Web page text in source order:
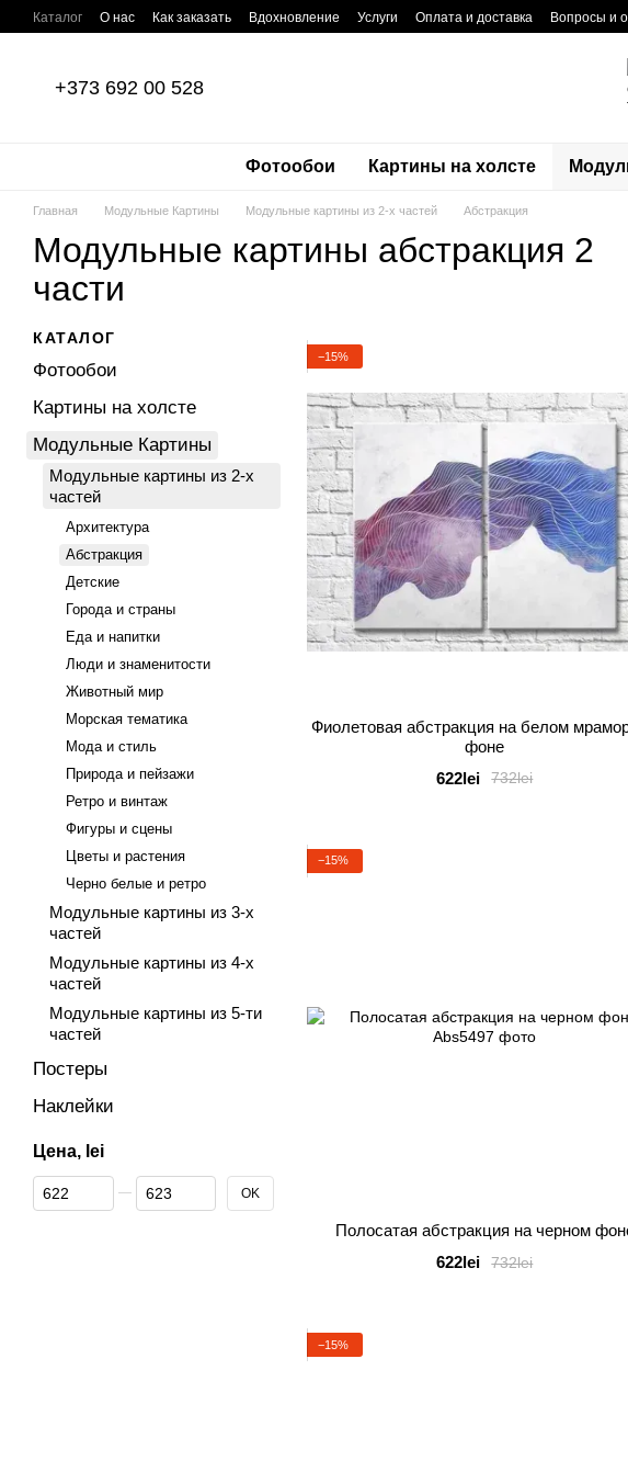
Перейти к основному контенту
Каталог О нас Как заказать Вдохновление Услуги Оплата и доставка Вопросы и
+373 692 00 528
Фотообои Картины на холсте
Главная Модульные Картины Модульные картины из 2-х частей Абстракция
Модульные картины абстракция 2
части
−15%
Фиолетовая абстракция на белом
фоне
732lei
622lei
−15%
Полосатая абстракция на черном
732lei
622lei
−15%
КАТАЛОГ
Фотообои
Картины на холсте
Модульные Картины
Модульные картины из 2-х
частей
Архитектура
Абстракция
Детские
Города и страны
Еда и напитки
Люди и знаменитости
Животный мир
Морская тематика
Мода и стиль
Природа и пейзажи
Ретро и винтаж
Фигуры и сцены
Цветы и растения
Черно белые и ретро
Модульные картины из 3-х
частей
Модульные картины из 4-х
частей
Модульные картины из 5-ти
частей
Постеры
Наклейки
Цена, lei
От Цена, lei
До Цена, lei OK